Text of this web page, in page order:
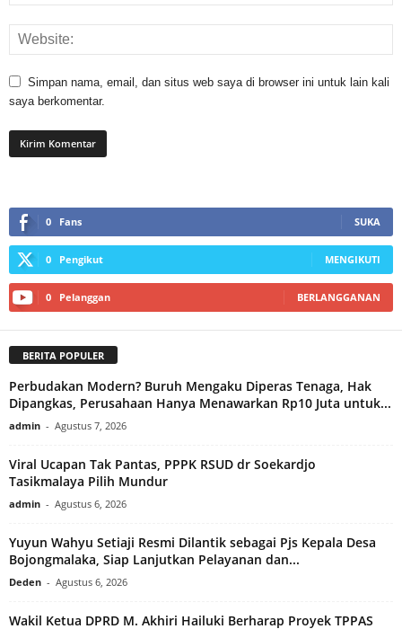
Simpan nama, email, dan situs web saya di browser ini untuk lain kali
saya berkomentar.
0 Fans SUKA
0 Pengikut MENGIKUTI
0 Pelanggan BERLANGGANAN
BERITA POPULER
Perbudakan Modern? Buruh Mengaku Diperas Tenaga, Hak
Dipangkas, Perusahaan Hanya Menawarkan Rp10 Juta untuk...
admin - Agustus 7, 2026
Viral Ucapan Tak Pantas, PPPK RSUD dr Soekardjo
Tasikmalaya Pilih Mundur
admin - Agustus 6, 2026
Yuyun Wahyu Setiaji Resmi Dilantik sebagai Pjs Kepala Desa
Bojongmalaka, Siap Lanjutkan Pelayanan dan...
Deden - Agustus 6, 2026
Wakil Ketua DPRD M. Akhiri Hailuki Berharap Proyek TPPAS